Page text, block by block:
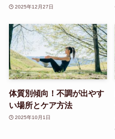
2025年12月27日
体質別傾向！不調が出やす
い場所とケア方法
2025年10月1日